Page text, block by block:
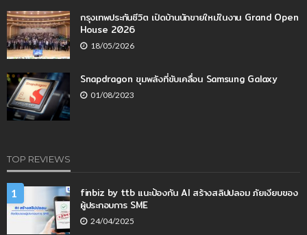
กรุงเทพประกันชีวิต เปิดบ้านนักขายใหม่ในงาน Grand Open
House 2026
18/05/2026
Snapdragon ขุมพลังที่ขับเคลื่อน Samsung Galaxy
01/08/2023
TOP REVIEWS
1
finbiz by ttb แนะป้องกัน AI สร้างสลิปปลอม ภัยเงียบของ
ผู้ประกอบการ SME
24/04/2025